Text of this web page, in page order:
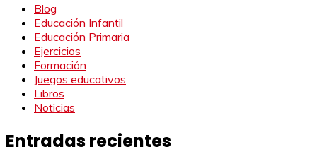
Blog
Educación Infantil
Educación Primaria
Ejercicios
Formación
Juegos educativos
Libros
Noticias
Entradas recientes